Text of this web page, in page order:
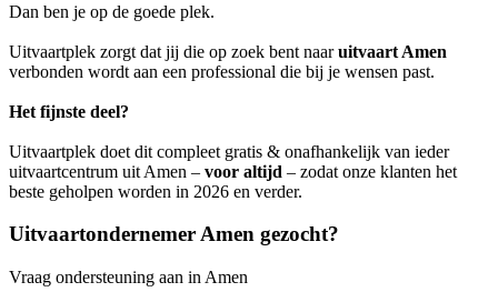
Dan ben je op de goede plek.
Uitvaartplek zorgt dat jij die op zoek bent naaruitvaart Amen
verbonden wordt aan een professional die bij je wensen past.
Het fijnste deel?
Uitvaartplek doet dit compleet gratis & onafhankelijk van ieder
uitvaartcentrum uit Amen – voor altijd – zodat onze klanten het
beste geholpen worden in 2026 en verder.
Uitvaartondernemer Amen gezocht?
Vraag ondersteuning aan in Amen